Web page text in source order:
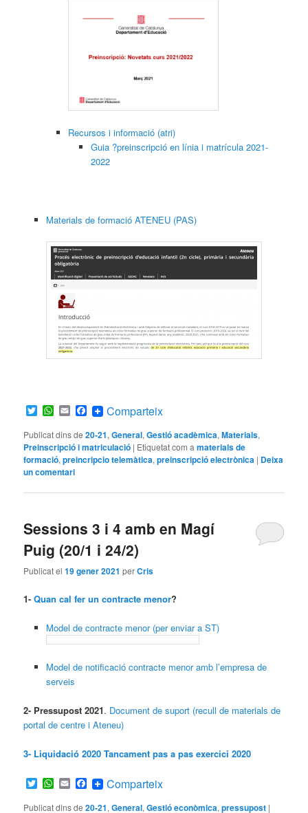
Recursos i informació (atri)
Guia ?preinscripció en línia i matrícula 2021-
2022
Materials de formació ATENEU (PAS)
TwitterWhatsApp
EmailFacebook
Comparteix
Publicat dins de 20-21,General,Gestió acadèmica,Materials,
Preinscripció i matriculació | Etiquetat com a materials de
formació,preincripcio telemàtica,preinscripció electrònica | Deixa
un comentari
Sessions 3 i 4 amb en Magí
Puig (20/1 i 24/2)
Publicat el19 gener 2021 perCris
1-Quan cal fer un contracte menor?
Model de contracte menor (per enviar a ST)
Model de notificació contracte menor amb l’empresa de
serveis
2- Pressupost 2021. Document de suport (recull de materials de
portal de centre i Ateneu)
3- Liquidació 2020 Tancament pas a pas exercici 2020
TwitterWhatsApp
EmailFacebook
Comparteix
Publicat dins de 20-21,General,Gestió econòmica,pressupost |